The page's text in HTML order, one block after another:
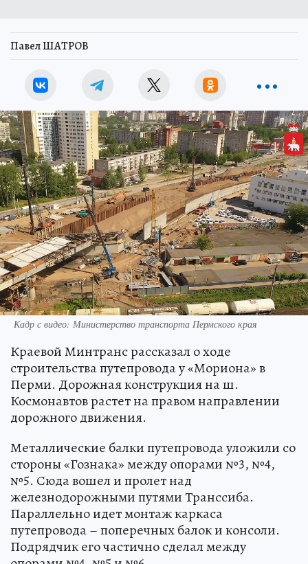
Павел ШАТРОВ
Кадр с видео: Министерство транспорта Пермского края
Краевой Минтранс рассказал о ходе
строительства путепровода у «Мориона» в
Перми. Дорожная конструкция на ш.
Космонавтов растет на правом направлении
дорожного движения.
Металлические балки путепровода уложили со
стороны «Гознака» между опорами №3, №4,
№5. Сюда вошел и пролет над
железнодорожными путями Транссиба.
Параллельно идет монтаж каркаса
путепровода – поперечных балок и консоли.
Подрядчик его частично сделал между